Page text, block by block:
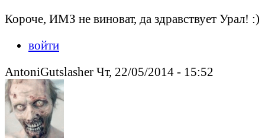
Короче, ИМЗ не виноват, да здравствует Урал! :)
войти
AntoniGutslasher Чт, 22/05/2014 - 15:52